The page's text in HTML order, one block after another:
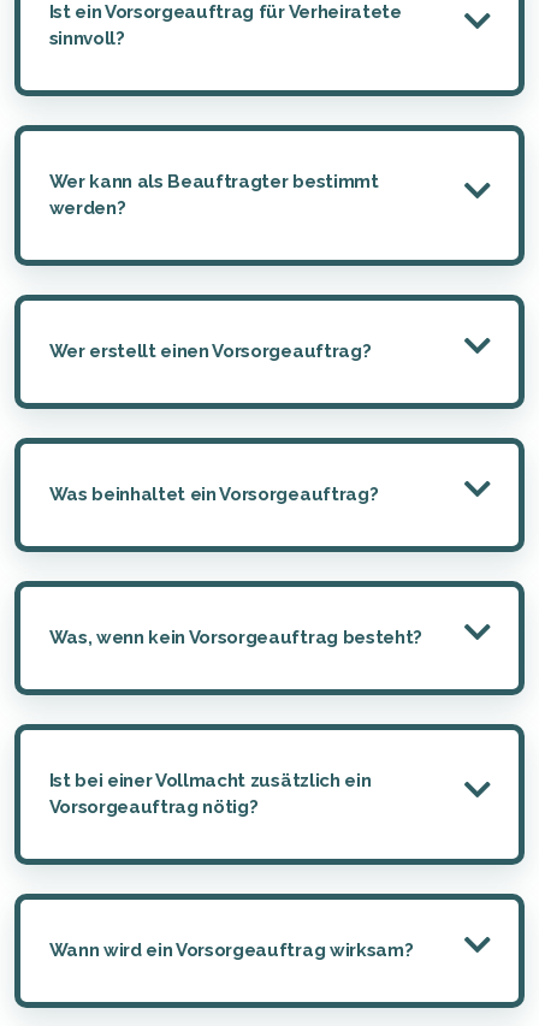
Ist ein Vorsorgeauftrag für Verheiratete
sinnvoll?
Wer kann als Beauftragter bestimmt
werden?
Wer erstellt einen Vorsorgeauftrag?
Was beinhaltet ein Vorsorgeauftrag?
Was, wenn kein Vorsorgeauftrag besteht?
Ist bei einer Vollmacht zusätzlich ein
Vorsorgeauftrag nötig?
Wann wird ein Vorsorgeauftrag wirksam?